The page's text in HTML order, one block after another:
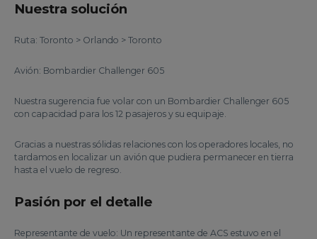
Nuestra solución
Ruta: Toronto > Orlando > Toronto
Avión: Bombardier Challenger 605
Nuestra sugerencia fue volar con un Bombardier Challenger 605
con capacidad para los 12 pasajeros y su equipaje.
Gracias a nuestras sólidas relaciones con los operadores locales, no
tardamos en localizar un avión que pudiera permanecer en tierra
hasta el vuelo de regreso.
Pasión por el detalle
Representante de vuelo: Un representante de ACS estuvo en el